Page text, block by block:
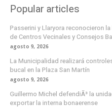
Popular articles
Passerini y Llaryora reconocieron
de Centros Vecinales y Consejos
agosto 9, 2026
La Municipalidad realizará
bucal en la Plaza San Martín
agosto 9, 2026
Guillermo Michel defendiÃ³ la
exportar la interna bonaerense